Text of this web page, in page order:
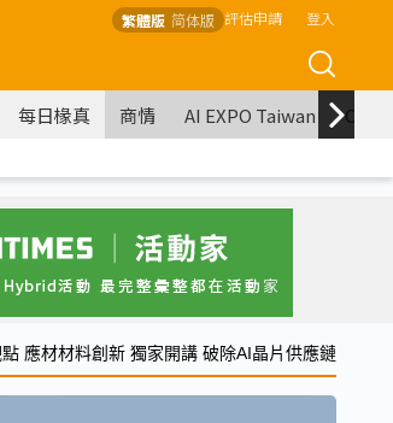
繁體版 简体版 評估申請 登入
每日椽真 商情 AI EXPO Taiwan
應材材料創新 獨家開講 破除AI晶片供應鏈